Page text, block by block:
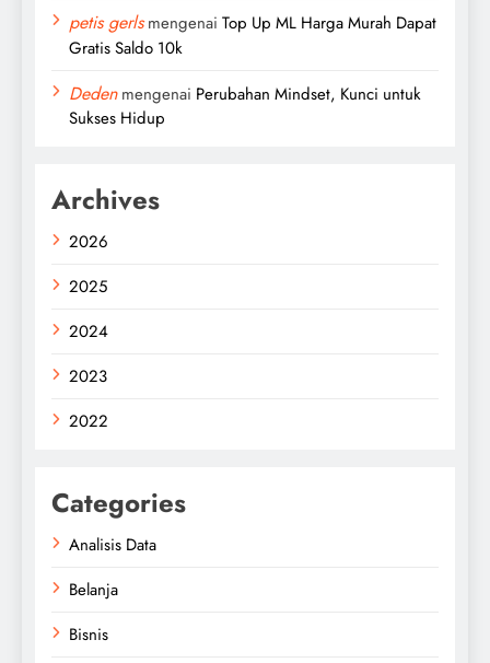
petis gerlsmengenai Top Up ML Harga Murah Dapat
Gratis Saldo 10k
Dedenmengenai Perubahan Mindset, Kunci untuk
Sukses Hidup
Archives
2026
2025
2024
2023
2022
Categories
Analisis Data
Belanja
Bisnis